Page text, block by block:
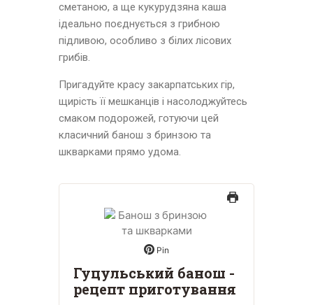
сметаною, а ще кукурудзяна каша
ідеально поєднується з грибною
підливою, особливо з білих лісових
грибів.
Пригадуйте красу закарпатських гір,
щирість її мешканців і насолоджуйтесь
смаком подорожей, готуючи цей
класичний банош з бринзою та
шкварками прямо удома.
Pin
Гуцульський банош -
рецепт приготування